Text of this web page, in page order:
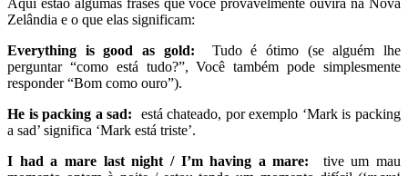
Aqui estão algumas frases que você provavelmente ouvirá na Nova
Zelândia e o que elas significam:
Everything is good as gold:
Tudo é ótimo (se alguém lhe
perguntar “como está tudo?”, Você também pode simplesmente
responder “Bom como ouro”).
He is packing a sad:
está chateado, por exemplo ‘Mark is packing
a sad’ significa ‘Mark está triste’.
I had a mare last night / I’m having a mare:
tive um mau